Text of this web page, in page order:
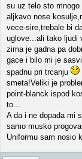
su uz telo sto
aljkavo nose
vece-sire,trebale bi
uglove...ali tako ljudi
zima je gadna pa
gace i bilo mi je
spadnu pri trcanju
smeta!Veliki je
point-blanck ispod
to...
A da i ne dopada mi
samo musko
Uniformu sam nosio